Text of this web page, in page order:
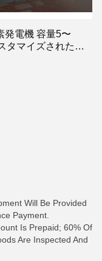
発電機 容量5〜
タマイズされたソ
Will Be Provided
Payment.
Is Prepaid; 60% Of
Are Inspected And